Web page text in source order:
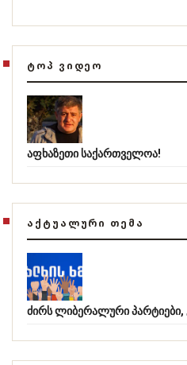
ᲢᲝᲞ ᲕᲘᲓᲔᲝ
აფხაზეთი საქართველოა!
ᲐᲥᲢᲣᲐᲚᲣᲠᲘ ᲗᲔᲛᲐ
ძირს ლიბერალური პარტიები,